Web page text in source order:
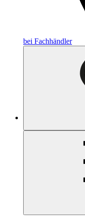
bei Fachhändler